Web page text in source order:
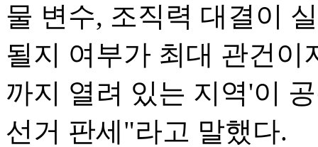
물 변수, 조직력 대결이
될지 여부가 최대 관건이
까지 열려 있는 지역'이
선거 판세"라고 말했다.